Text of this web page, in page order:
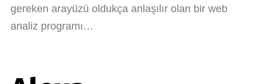
gereken arayüzü oldukça anlaşılır olan bir web
analiz programı…